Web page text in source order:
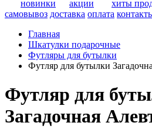
новинки акции
хиты
самовывоз доставка оплата
Главная
Шкатулки подарочные
Футляры для бутылки
Футляр для бутылки
Футляр для
Загадочная